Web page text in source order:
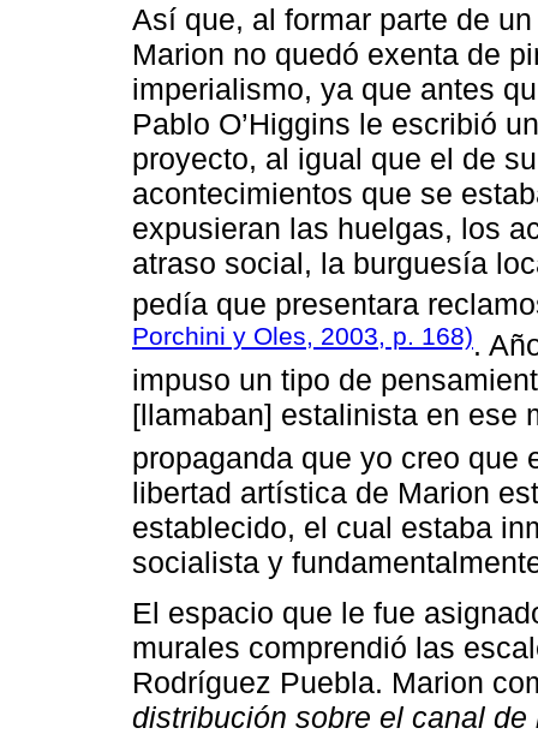
Así que, al formar parte de
Marion no quedó exenta de
imperialismo, ya que antes
Pablo O’Higgins le escribió
proyecto, al igual que el de
acontecimientos que se
expusieran las huelgas, los
atraso social, la burguesía
pedía que presentara
Porchini y Oles, 2003, p. 168).
impuso un tipo de
[llamaban] estalinista en
propaganda que yo creo que
libertad artística de Marion
establecido, el cual estaba
socialista y
El espacio que le fue
murales comprendió las
Rodríguez Puebla. Marion
distribución sobre el canal de